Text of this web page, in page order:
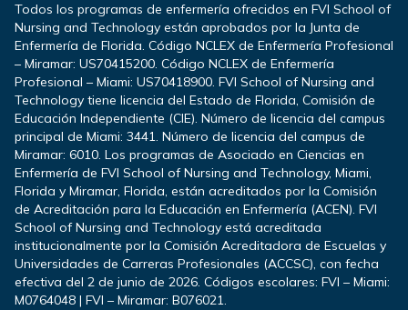
Todos los programas de enfermería ofrecidos en FVI School of
Nursing and Technology están aprobados por la Junta de
Enfermería de Florida. Código NCLEX de Enfermería Profesional
– Miramar: US70415200. Código NCLEX de Enfermería
Profesional – Miami: US70418900. FVI School of Nursing and
Technology tiene licencia del Estado de Florida, Comisión de
Educación Independiente (CIE). Número de licencia del campus
principal de Miami: 3441. Número de licencia del campus de
Miramar: 6010. Los programas de Asociado en Ciencias en
Enfermería de FVI School of Nursing and Technology, Miami,
Florida y Miramar, Florida, están acreditados por la Comisión
de Acreditación para la Educación en Enfermería (ACEN). FVI
School of Nursing and Technology está acreditada
institucionalmente por la Comisión Acreditadora de Escuelas y
Universidades de Carreras Profesionales (ACCSC), con fecha
efectiva del 2 de junio de 2026. Códigos escolares: FVI – Miami:
M0764048 | FVI – Miramar: B076021.